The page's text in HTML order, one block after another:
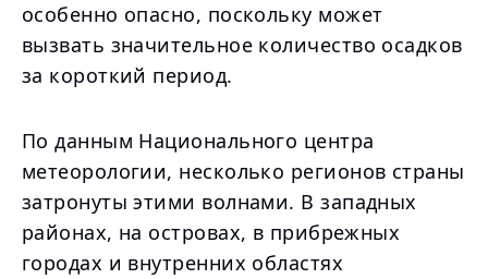
особенно опасно, поскольку может
вызвать значительное количество осадков
за короткий период.
По данным Национального центра
метеорологии, несколько регионов страны
затронуты этими волнами. В западных
районах, на островах, в прибрежных
городах и внутренних областях